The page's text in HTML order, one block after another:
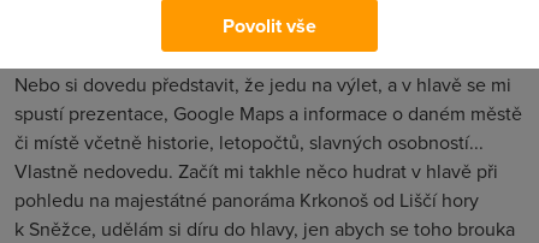
SMS, za minutu by mi přišla elektronická jízdenka, a kdyby
přišel revizor, oskenoval by mi palici.
Nebo si dovedu představit, že jedu na výlet, a v hlavě se mi
spustí prezentace, Google Maps a informace o daném městě
či místě včetně historie, letopočtů, slavných osobností...
Vlastně nedovedu. Začít mi takhle něco hudrat v hlavě při
pohledu na majestátné panoráma Krkonoš od Liščí hory
k Sněžce, udělám si díru do hlavy, jen abych se toho brouka
Povolit vše